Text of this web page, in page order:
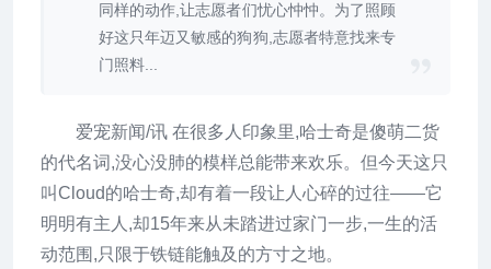
同样的动作,让志愿者们忧心忡忡。为了照顾
好这只年迈又敏感的狗狗,志愿者特意找来专
门照料...
爱宠新闻/讯 在很多人印象里,哈士奇是傻萌二货
的代名词,没心没肺的模样总能带来欢乐。但今天这只
叫Cloud的哈士奇,却有着一段让人心碎的过往——它
明明有主人,却15年来从未踏进过家门一步,一生的活
动范围,只限于铁链能触及的方寸之地。